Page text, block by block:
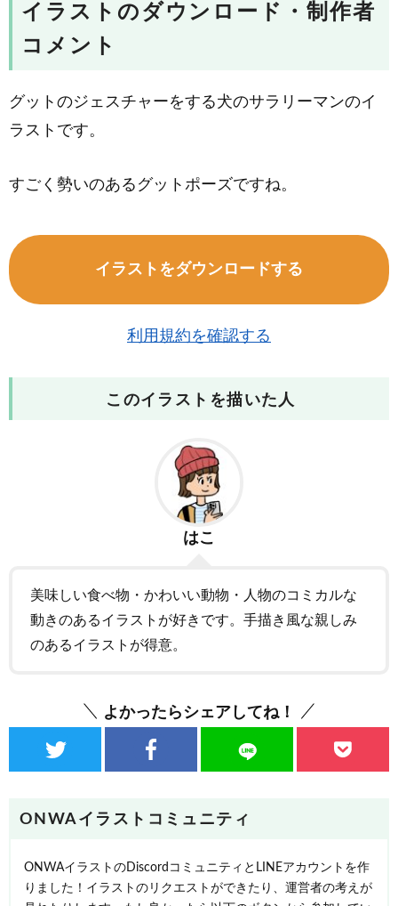
イラストのダウンロード・制作者
コメント
グットのジェスチャーをする犬のサラリーマンのイ
ラストです。
すごく勢いのあるグットポーズですね。
イラストをダウンロードする
利用規約を確認する
このイラストを描いた人
はこ
美味しい食べ物・かわいい動物・人物のコミカルな
動きのあるイラストが好きです。手描き風な親しみ
のあるイラストが得意。
よかったらシェアしてね！
ONWAイラストコミュニティ
ONWAイラストのDiscordコミュニティとLINEアカウントを作
りました！イラストのリクエストができたり、運営者の考えが